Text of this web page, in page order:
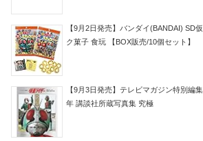
【9月2日発売】バンダイ(BANDAI) SD
ク菓子 食玩 【BOX販売/10個セット】
【9月3日発売】テレビマガジン特別編
年 講談社所蔵写真集 究極